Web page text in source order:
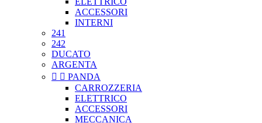
ACCESSORI
INTERNI
241
242
DUCATO
ARGENTA
  PANDA
CARROZZERIA
ELETTRICO
ACCESSORI
MECCANICA